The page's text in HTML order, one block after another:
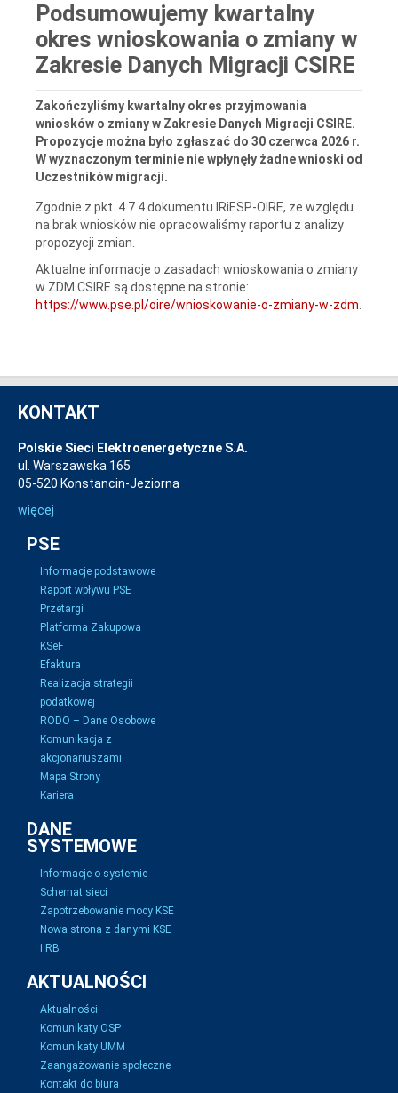
Podsumowujemy kwartalny
okres wnioskowania o zmiany w
Zakresie Danych Migracji CSIRE
Zakończyliśmy kwartalny okres przyjmowania
wniosków o zmiany w Zakresie Danych Migracji CSIRE.
Propozycje można było zgłaszać do 30 czerwca 2026 r.
W wyznaczonym terminie nie wpłynęły żadne wnioski od
Uczestników migracji.
Zgodnie z pkt. 4.7.4 dokumentu IRiESP-OIRE, ze względu
na brak wniosków nie opracowaliśmy raportu z analizy
propozycji zmian.
Aktualne informacje o zasadach wnioskowania o zmiany
w ZDM CSIRE są dostępne na stronie:
https://www.pse.pl/oire/wnioskowanie-o-zmiany-w-zdm
KONTAKT
Polskie Sieci Elektroenergetyczne S.A.
ul. Warszawska 165
05-520 Konstancin-Jeziorna
więcej
PSE
Informacje podstawowe
Raport wpływu PSE
Przetargi
Platforma Zakupowa
KSeF
Efaktura
Realizacja strategii
podatkowej
RODO – Dane Osobowe
Komunikacja z
akcjonariuszami
Mapa Strony
Kariera
DANE
SYSTEMOWE
Informacje o systemie
Schemat sieci
Zapotrzebowanie mocy KSE
Nowa strona z danymi KSE
i RB
AKTUALNOŚCI
Aktualności
Komunikaty OSP
Komunikaty UMM
Zaangażowanie społeczne
Kontakt do biura